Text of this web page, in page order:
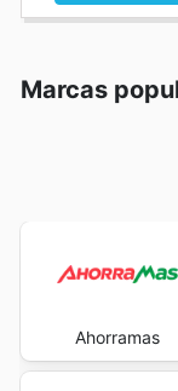
Marcas
Ahorramas